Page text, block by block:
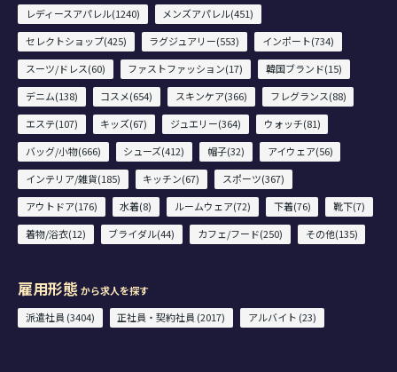
レディースアパレル(1240)
メンズアパレル(451)
セレクトショップ(425)
ラグジュアリー(553)
インポート(734)
スーツ/ドレス(60)
ファストファッション(17)
韓国ブランド(15)
デニム(138)
コスメ(654) スキンケア(366)
フレグランス(88)
エステ(107)
キッズ(67) ジュエリー(364)
ウォッチ(81)
バッグ/小物(666)
シューズ(412) 帽子(32)
アイウェア(56)
インテリア/雑貨(185)
キッチン(67)
スポーツ(367)
アウトドア(176)
水着(8) ルームウェア(72) 下着(76)
靴下(7)
着物/浴衣(12)
ブライダル(44) カフェ/フード(250) その他(135)
雇用形態 から求人を探す
派遣社員 (3404)
正社員・契約社員 (2017) アルバイト (23)